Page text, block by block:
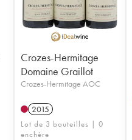
Crozes-Hermitage
Domaine Graillot
Crozes-Hermitage AOC
2015
Lot de 3 bouteilles | 0
enchère